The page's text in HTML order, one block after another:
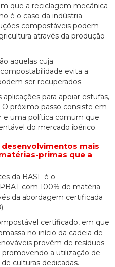
que a reciclagem mecânica
é o caso da indústria
compostáveis podem
através da produção
aquelas cuja
evita a
ser recuperados.
para apoiar estufas,
próximo passo consiste em
e uma política comum que
do mercado ibérico.
mais
primas que a
da BASF é o
com 100% de matéria-
da abordagem certificada
certificado, em que
no início da cadeia de
provêm de resíduos
promovendo a utilização de
culturas dedicadas.